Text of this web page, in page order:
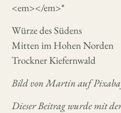
<em></em>*
Würze des Südens
Mitten im Hohen Norden
Trockner Kiefernwald
Bild von Martin auf
Dieser Beitrag wurde mit